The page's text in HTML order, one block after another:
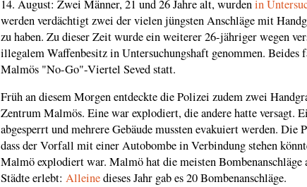
14. August: Zwei Männer, 21 und 26 Jahre alt, wurdenin
werden verdächtigt zwei der vielen jüngsten Anschläge mit
zu haben. Zu dieser Zeit wurde ein weiterer 26-jähriger wegen
illegalem Waffenbesitz in Untersuchungshaft genommen. Beides
Malmös "No-Go"-Viertel Seved statt.
Früh an diesem Morgen entdeckte die Polizei zudem zwei
Zentrum Malmös. Eine war explodiert, die andere hatte versagt.
abgesperrt und mehrere Gebäude mussten evakuiert werden. Die
dass der Vorfall mit einer Autobombe in Verbindung stehen
Malmö explodiert war. Malmö hat die meisten Bombenanschläge
Städte erlebt: Alleinedieses Jahr gab es 20 Bombenanschläge.